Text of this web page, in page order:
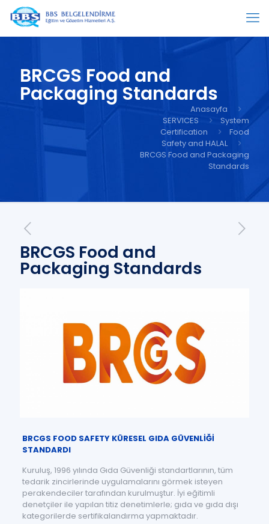
BRCGS Food and
Packaging Standards
Anasayfa
SERVICES
System
Certification
Food
Safety and HALAL
BRCGS Food and Packaging
Standards
BRCGS Food and
Packaging Standards
BRCGS FOOD SAFETY KÜRESEL GIDA GÜVENLİĞİ
STANDARDI
Kuruluş, 1996 yılında Gıda Güvenliği standartlarının, tüm
tedarik zincirlerinde uygulamalarını görmek isteyen
perakendeciler tarafından kurulmuştur. İyi eğitimli
denetçiler ile yapılan titiz denetimlerle; gıda ve gıda dışı
kategorilerde sertifikalandırma yapmaktadır.